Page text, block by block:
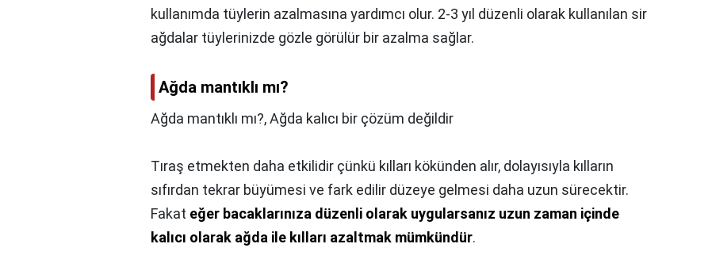
kullanımda tüylerin azalmasına yardımcı olur. 2-3 yıl düzenli olarak kullanılan sir
ağdalar tüylerinizde gözle görülür bir azalma sağlar.
Ağda mantıklı mı?
Ağda mantıklı mı?,Ağda kalıcı bir çözüm değildir
Tıraş etmekten daha etkilidir çünkü kılları kökünden alır, dolayısıyla kılların
sıfırdan tekrar büyümesi ve fark edilir düzeye gelmesi daha uzun sürecektir.
Fakat eğer bacaklarınıza düzenli olarak uygularsanız uzun zaman içinde
kalıcı olarak ağda ile kılları azaltmak mümkündür.